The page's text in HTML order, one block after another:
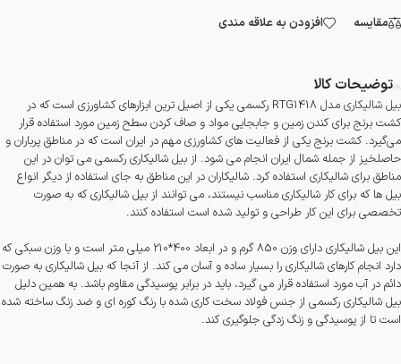
مقایسه
افزودن به علاقه مندی
توضیحات کالا
بیل شالیکاری
مدل RTG1418 رکسمی یکی از اصیل ترین ابزارهای کشاورزی است که در
کشت برنج برای کندن زمین و جابجایی مواد و صاف کردن سطح زمین مورد استفاده قرار
می‌گیرد. کشت برنج یکی از فعالیت های کشاورزی مهم در ایران است که در مناطق پرباران و
حاصلخیز از جمله شمال ایران انجام می شود. از بیل شالیکاری رکسمی می توان در این
مناطق برای شالیکاری استفاده کرد. شالیکاران در این مناطق به جای استفاده از دیگر انواع
بیل ها که برای کار شالیکاری مناسب نیستند، می توانند از بیل شالیکاری که به صورت
تخصصی برای این کار طراحی و تولید شده است استفاده کنند.
این بیل شالیکاری دارای وزن 850 گرم و در ابعاد 400*210 میلی متر است و با وزن سبکی که
دارد انجام کارهای شالیکاری را بسیار ساده و آسان می کند. از آنجا که بیل شالیکاری به صورت
دائم در آب مورد استفاده قرار می گیرد، باید در برابر پوسیدگی مقاوم باشد. به همین دلیل
بیل شالیکاری رکسمی از جنس فولاد سخت کاری شده با رنگ کوره ای و ضد زنگ ساخته شده
است تا از پوسیدگی و زنگ زدگی جلوگیری کند.